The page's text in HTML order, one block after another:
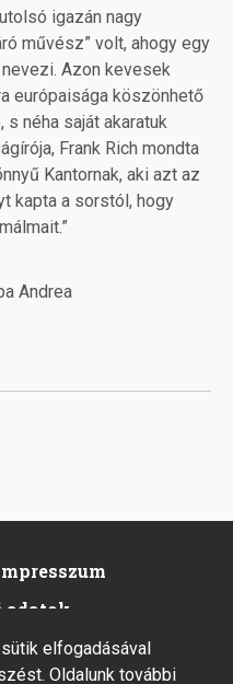
igazán nagy
művész” volt, ahogy egy
Azon kevesek
európaisága köszönhető
néha saját akaratuk
Frank Rich mondta
Kantornak, aki azt az
kapta a sorstól, hogy
Andrea
adatok
elfogadásával
Oldalunk további